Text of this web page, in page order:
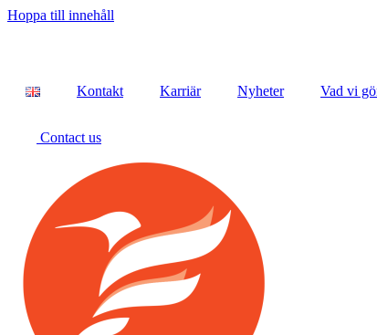
Hoppa till innehåll
Kontakt Karriär Nyheter Vad vi
Contact us